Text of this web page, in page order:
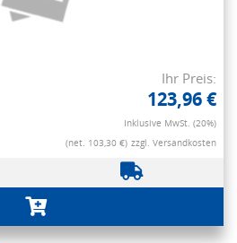
Ihr Preis:
123,96 €
Inklusive MwSt. (20%)
(net. 103,30 €) zzgl. Versandkosten